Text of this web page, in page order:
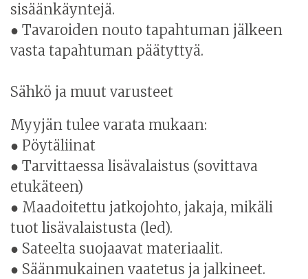
sisäänkäyntejä.
● Tavaroiden nouto tapahtuman jälkeen
vasta tapahtuman päätyttyä.
Sähkö ja muut varusteet
Myyjän tulee varata mukaan:
● Pöytäliinat
● Tarvittaessa lisävalaistus (sovittava
etukäteen)
● Maadoitettu jatkojohto, jakaja, mikäli
tuot lisävalaistusta (led).
● Sateelta suojaavat materiaalit.
● Säänmukainen vaatetus ja jalkineet.